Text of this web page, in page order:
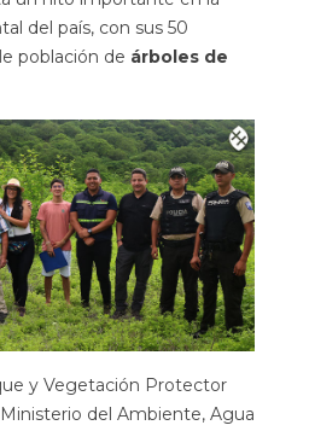
del país, con sus 50
población de árboles de
y Vegetación Protector
del Ambiente, Agua